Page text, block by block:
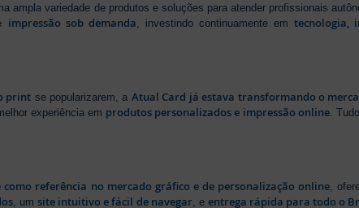
ampla variedade de produtos e soluções para atender profissionais
impressão sob demanda, investindo continuamente em tecnologia,
print se popularizarem, a Atual Card já estava transformando o
experiência em produtos personalizados e impressão online.
como referência no mercado gráfico e de personalização online ,
, um site intuitivo e fácil de navegar , e entrega rápida para todo o